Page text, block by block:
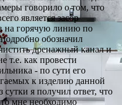
говорило о том, что
является засор
на горячую линию по
обозначил
дренажный канал и
т.е. как провести
- по сути его
к изделию данной
я получил ответ, что
мне необходимо